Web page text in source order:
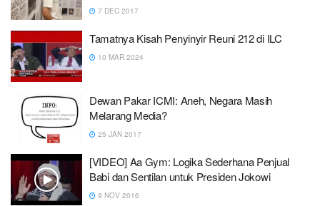
7 DEC 2017
Tamatnya Kisah Penyinyir Reuni 212 di ILC
10 MAR 2024
Dewan Pakar ICMI: Aneh, Negara Masih
Melarang Media?
25 JAN 2017
[VIDEO] Aa Gym: Logika Sederhana Penjual
Babi dan Sentilan untuk Presiden Jokowi
9 NOV 2016